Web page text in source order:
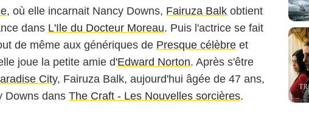
, où elle incarnait Nancy Downs, Fairuza Balk obtient
dans L'Ile du Docteur Moreau. Puis l'actrice se fait
de même aux génériques de Presque célèbre et
joue la petite amie d'Edward Norton. Après s'être
City, Fairuza Balk, aujourd'hui âgée de 47 ans,
Downs dans The Craft - Les Nouvelles sorcières.